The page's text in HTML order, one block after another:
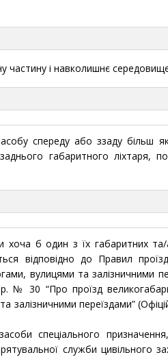
частину і навколишнє
спереду або ззаду
габаритного ліхтаря,
хоча б один з їх габаритних
відповідно до Правил
вулицями та залізничними
№ 30 “Про проїзд
переїздами”
спеціального
служби цивільного